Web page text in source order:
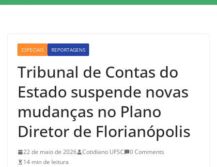
ESPECIAIS REPORTAGENS
Tribunal de Contas do
Estado suspende novas
mudanças no Plano
Diretor de Florianópolis
22 de maio de 2026 Cotidiano UFSC
0 Comments
14 min de leitura